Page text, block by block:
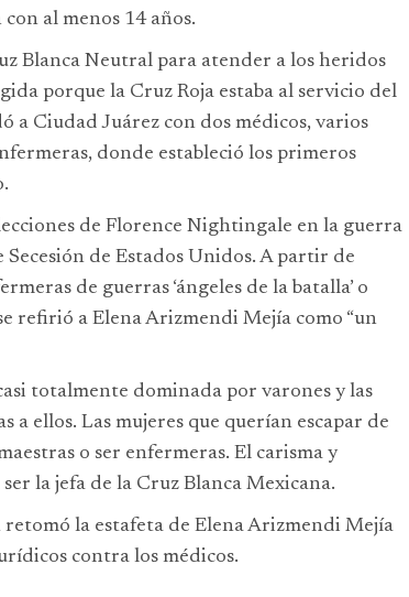
al menos 14 años.
Blanca Neutral para atender a los heridos
porque la Cruz Roja estaba al servicio del
a Ciudad Juárez con dos médicos, varios
donde estableció los primeros
de Florence Nightingale en la guerra
de Estados Unidos. A partir de
de guerras ‘ángeles de la batalla’ o
refirió a Elena Arizmendi Mejía como “un
totalmente dominada por varones y las
a ellos. Las mujeres que querían escapar de
o ser enfermeras. El carisma y
la jefa de la Cruz Blanca Mexicana.
la estafeta de Elena Arizmendi Mejía
contra los médicos.